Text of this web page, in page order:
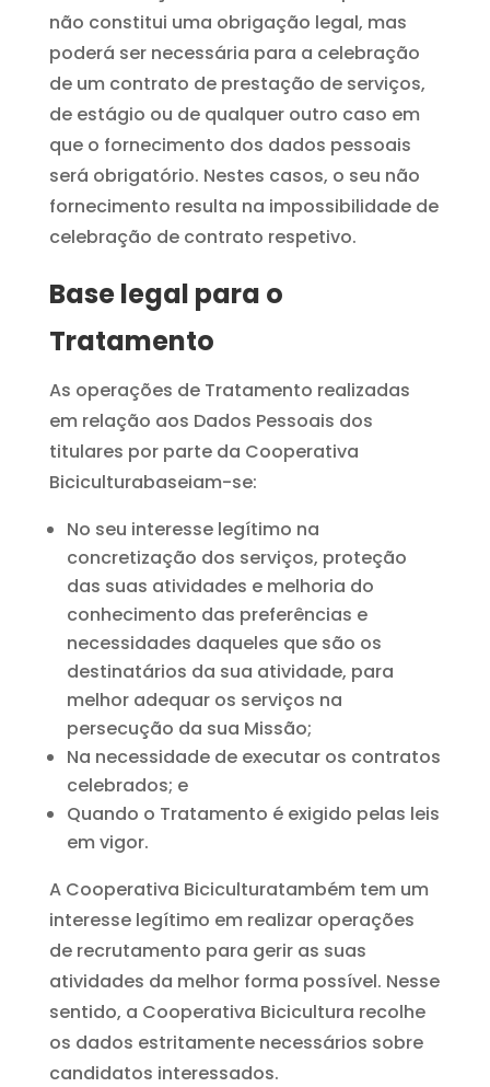
não constitui uma obrigação legal, mas
poderá ser necessária para a celebração
de um contrato de prestação de serviços,
de estágio ou de qualquer outro caso em
que o fornecimento dos dados pessoais
será obrigatório. Nestes casos, o seu não
fornecimento resulta na impossibilidade de
celebração de contrato respetivo.
Base legal para o
Tratamento
As operações de Tratamento realizadas
em relação aos Dados Pessoais dos
titulares por parte da Cooperativa
Biciculturabaseiam-se:
No seu interesse legítimo na
concretização dos serviços, proteção
das suas atividades e melhoria do
conhecimento das preferências e
necessidades daqueles que são os
destinatários da sua atividade, para
melhor adequar os serviços na
persecução da sua Missão;
Na necessidade de executar os contratos
celebrados; e
Quando o Tratamento é exigido pelas leis
em vigor.
A Cooperativa Biciculturatambém tem um
interesse legítimo em realizar operações
de recrutamento para gerir as suas
atividades da melhor forma possível. Nesse
sentido, a Cooperativa Bicicultura recolhe
os dados estritamente necessários sobre
candidatos interessados.